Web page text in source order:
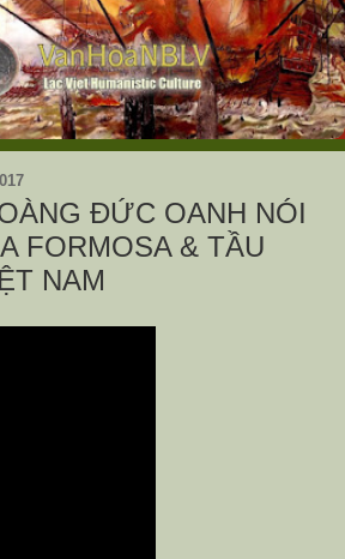
ĐỨC OANH NÓI
FORMOSA & TẦU
NAM